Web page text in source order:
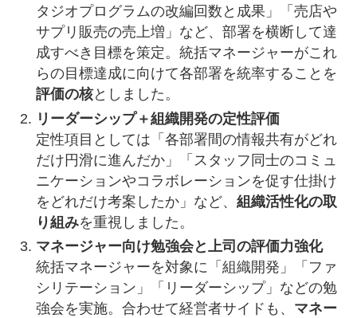
タジオプログラムの改編回数と成果」「売店や
サプリ販売の売上増」など、部署を横断して達
成すべき目標を策定。統括マネージャーがこれ
らの目標達成に向けて各部署を統率することを
評価の核としました。
リーダーシップ＋組織開発の定性評価
定性項目としては「各部署間の情報共有がどれ
だけ円滑に進んだか」「スタッフ同士のコミュ
ニケーションやコラボレーションを促す仕掛け
をどれだけ考案したか」など、 組織活性化の取
り組みを重視しました。
マネージャー向け勉強会と上司の評価力強化
統括マネージャーを対象に「組織開発」「ファ
シリテーション」「リーダーシップ」などの勉
強会を実施。合わせて経営者サイドも、 マネー